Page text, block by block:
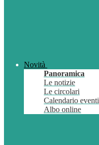
Novità
Panoramica
Le notizie
Le circolari
Calendario eventi
Albo online